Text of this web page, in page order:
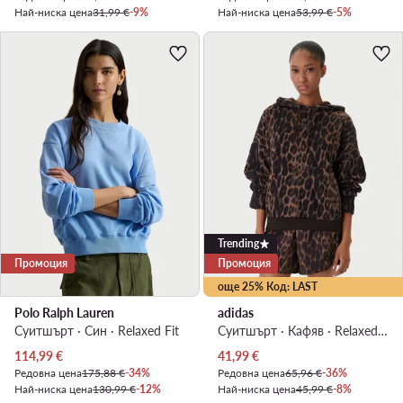
Най-ниска цена31,99 €-9%
Най-ниска цена53,99 €-5%
Промоция
Polo Ralph Lauren
Суитшърт · Син · Relaxed Fit
Актуална цена
114,99€
Редовна цена175,88 €-34%
Най-ниска цена130,99 €-12%
още 25% Код: LAST
Trending
Промоция
adidas
Суитшърт · Кафяв · Relaxed Fit
Актуална цена
41,99€
Редовна цена65,96 €-36%
Най-ниска цена45,99 €-8%